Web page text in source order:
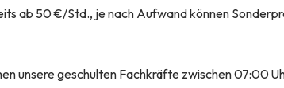
ab 50 €/Std., je nach Aufwand können
unsere geschulten Fachkräfte zwischen 07:00